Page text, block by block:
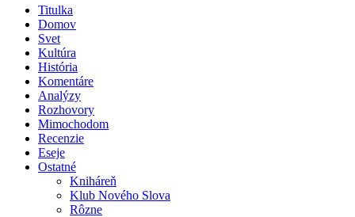
Titulka
Domov
Svet
Kultúra
História
Komentáre
Analýzy
Rozhovory
Mimochodom
Recenzie
Eseje
Ostatné
Kniháreň
Klub Nového Slova
Rôzne